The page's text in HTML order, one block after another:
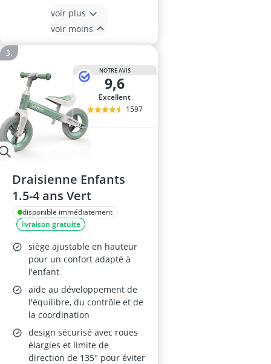
voir plus
voir moins
NOTRE AVIS
9,6
Excellent
1597
Draisienne Enfants
1.5-4 ans Vert
disponible immédiatement
livraison gratuite
siège ajustable en hauteur
pour un confort adapté à
l'enfant
aide au développement de
l'équilibre, du contrôle et de
la coordination
design sécurisé avec roues
élargies et limite de
direction de 135° pour éviter